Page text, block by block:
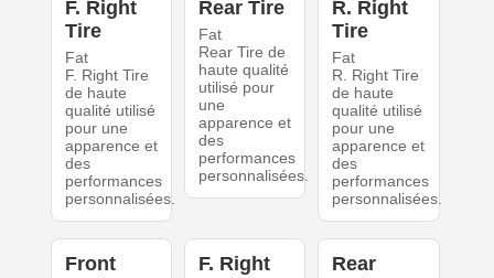
F. Right
Tire
Fat
F. Right Tire
de haute
qualité utilisé
pour une
apparence et
des
performances
personnalisées.
Rear Tire
Fat
Rear Tire de
haute qualité
utilisé pour
une
apparence et
des
performances
personnalisées.
R. Right
Tire
Fat
R. Right Tire
de haute
qualité utilisé
pour une
apparence et
des
performances
personnalisées.
Front
F. Right
Rear